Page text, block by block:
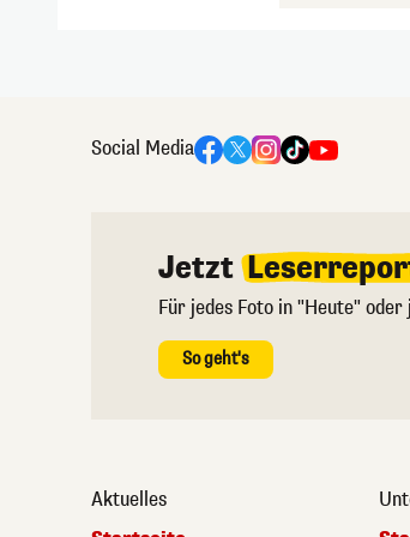
Social Media
Jetzt
Für jedes Foto in "Heute"
So geht's
Aktuelles